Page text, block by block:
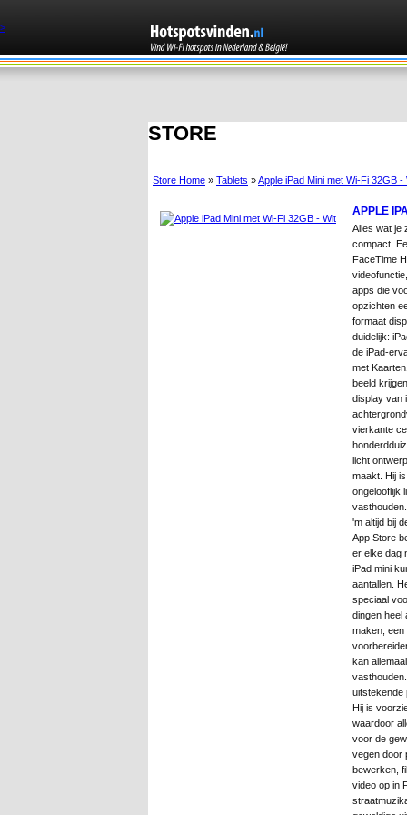
>
STORE
Store Home » Tablets »Apple iPad Mini met Wi-Fi 32GB -
APPLE
Alles wat je
compact.
FaceTime
apps die
opzichten
formaat
duidelijk:
de iPad-
met
beeld
display van
vierkante
licht
maakt. Hij
ongelooflijk
'm altijd bij
App Store
er elke dag
iPad mini
aantallen.
speciaal
dingen heel
maken, een
kan
uitstekende
Hij is
waardoor
voor de
vegen door
bewerken,
video op in